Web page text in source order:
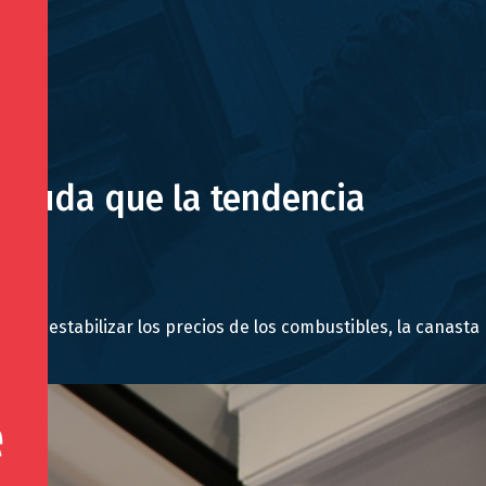
duda que la tendencia
estabilizar los precios de los combustibles, la canasta